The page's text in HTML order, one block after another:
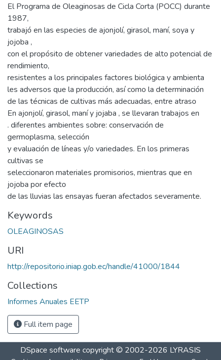
El Programa de Oleaginosas de Cicla Corta (POCC) durante
1987,
trabajó en las especies de ajonjolí, girasol, maní, soya y
jojoba ,
con el propósito de obtener variedades de alto potencial de
rendimiento,
resistentes a los principales factores biológica y ambienta
les adversos que la producción, así como la determinación
de las técnicas de cultivas más adecuadas, entre atraso
En ajonjolí, girasol, maní y jojaba , se llevaran trabajos en
. diferentes ambientes sobre: conservación de
germoplasma, selección
y evaluación de líneas y/o variedades. En los primeras
cultivas se
seleccionaron materiales promisorios, mientras que en
jojoba por efecto
de las lluvias las ensayas fueran afectados severamente.
Keywords
OLEAGINOSAS
URI
http://repositorio.iniap.gob.ec/handle/41000/1844
Collections
Informes Anuales EETP
Full item page
DSpace software copyright © 2002-2026 LYRASIS